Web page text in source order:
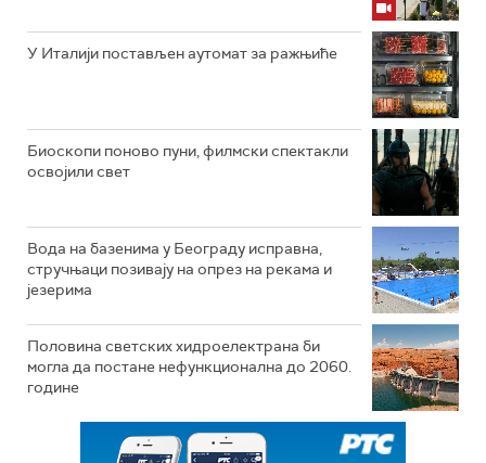
У Италији постављен аутомат за ражњиће
Биоскопи поново пуни, филмски спектакли
освојили свет
Вода на базенима у Београду исправна,
стручњаци позивају на опрез на рекама и
језерима
Половина светских хидроелектрана би
могла да постане нефункционална до 2060.
године